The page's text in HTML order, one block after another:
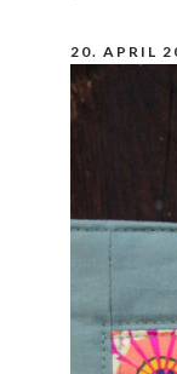
20. APRIL